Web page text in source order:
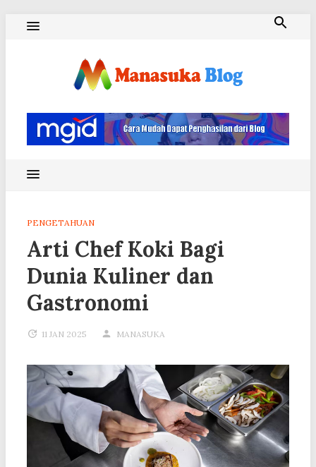
PENGETAHUAN
Arti Chef Koki Bagi
Dunia Kuliner dan
Gastronomi
11 JAN 2025 MANASUKA